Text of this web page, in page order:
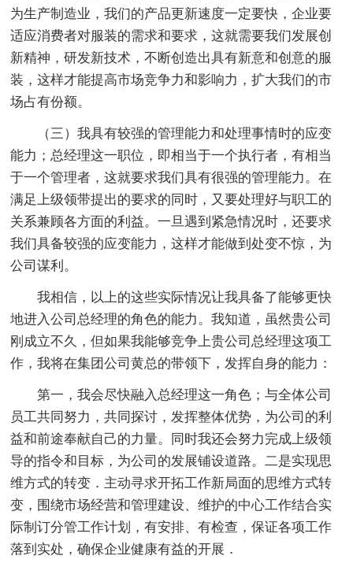
为生产制造业，我们的产品更新速度一定要快，企业要
适应消费者对服装的需求和要求，这就需要我们发展创
新精神，研发新技术，不断创造出具有新意和创意的服
装，这样才能提高市场竞争力和影响力，扩大我们的市
场占有份额。
（三）我具有较强的管理能力和处理事情时的应变
能力；总经理这一职位，即相当于一个执行者，有相当
于一个管理者，这就要求我们具有很强的管理能力。在
满足上级领带提出的要求的同时，又要处理好与职工的
关系兼顾各方面的利益。一旦遇到紧急情况时，还要求
我们具备较强的应变能力，这样才能做到处变不惊，为
公司谋利。
我相信，以上的这些实际情况让我具备了能够更快
地进入公司总经理的角色的能力。我知道，虽然贵公司
刚成立不久，但如果我能够竞争上贵公司总经理这项工
作，我将在集团公司黄总的带领下，发挥自身的能力：
第一，我会尽快融入总经理这一角色；与全体公司
员工共同努力，共同探讨，发挥整体优势，为公司的利
益和前途奉献自己的力量。同时我还会努力完成上级领
导的指令和目标，为公司的发展铺设道路。二是实现思
维方式的转变．主动寻求开拓工作新局面的思维方式转
变，围绕市场经营和管理建设、维护的中心工作结合实
际制订分管工作计划，有安排、有检查，保证各项工作
落到实处，确保企业健康有益的开展．